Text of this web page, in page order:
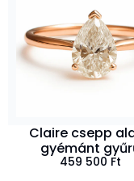
Claire csepp
gyémánt
459 500 Ft